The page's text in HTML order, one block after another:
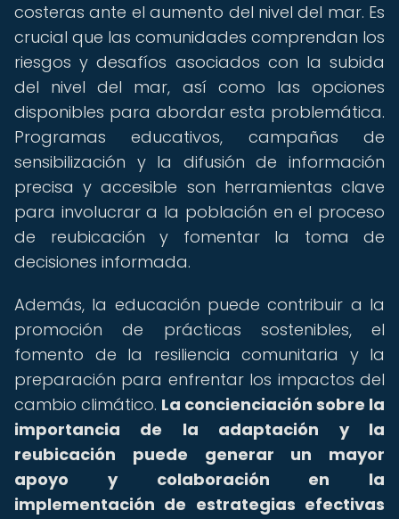
costeras ante el aumento del nivel del mar. Es
crucial que las comunidades comprendan los
riesgos y desafíos asociados con la subida
del nivel del mar, así como las opciones
disponibles para abordar esta problemática.
Programas educativos, campañas de
sensibilización y la difusión de información
precisa y accesible son herramientas clave
para involucrar a la población en el proceso
de reubicación y fomentar la toma de
decisiones informada.
Además, la educación puede contribuir a la
promoción de prácticas sostenibles, el
fomento de la resiliencia comunitaria y la
preparación para enfrentar los impactos del
cambio climático. La concienciación sobre la
importancia de la adaptación y la
reubicación puede generar un mayor
apoyo y colaboración en la
implementación de estrategias efectivas